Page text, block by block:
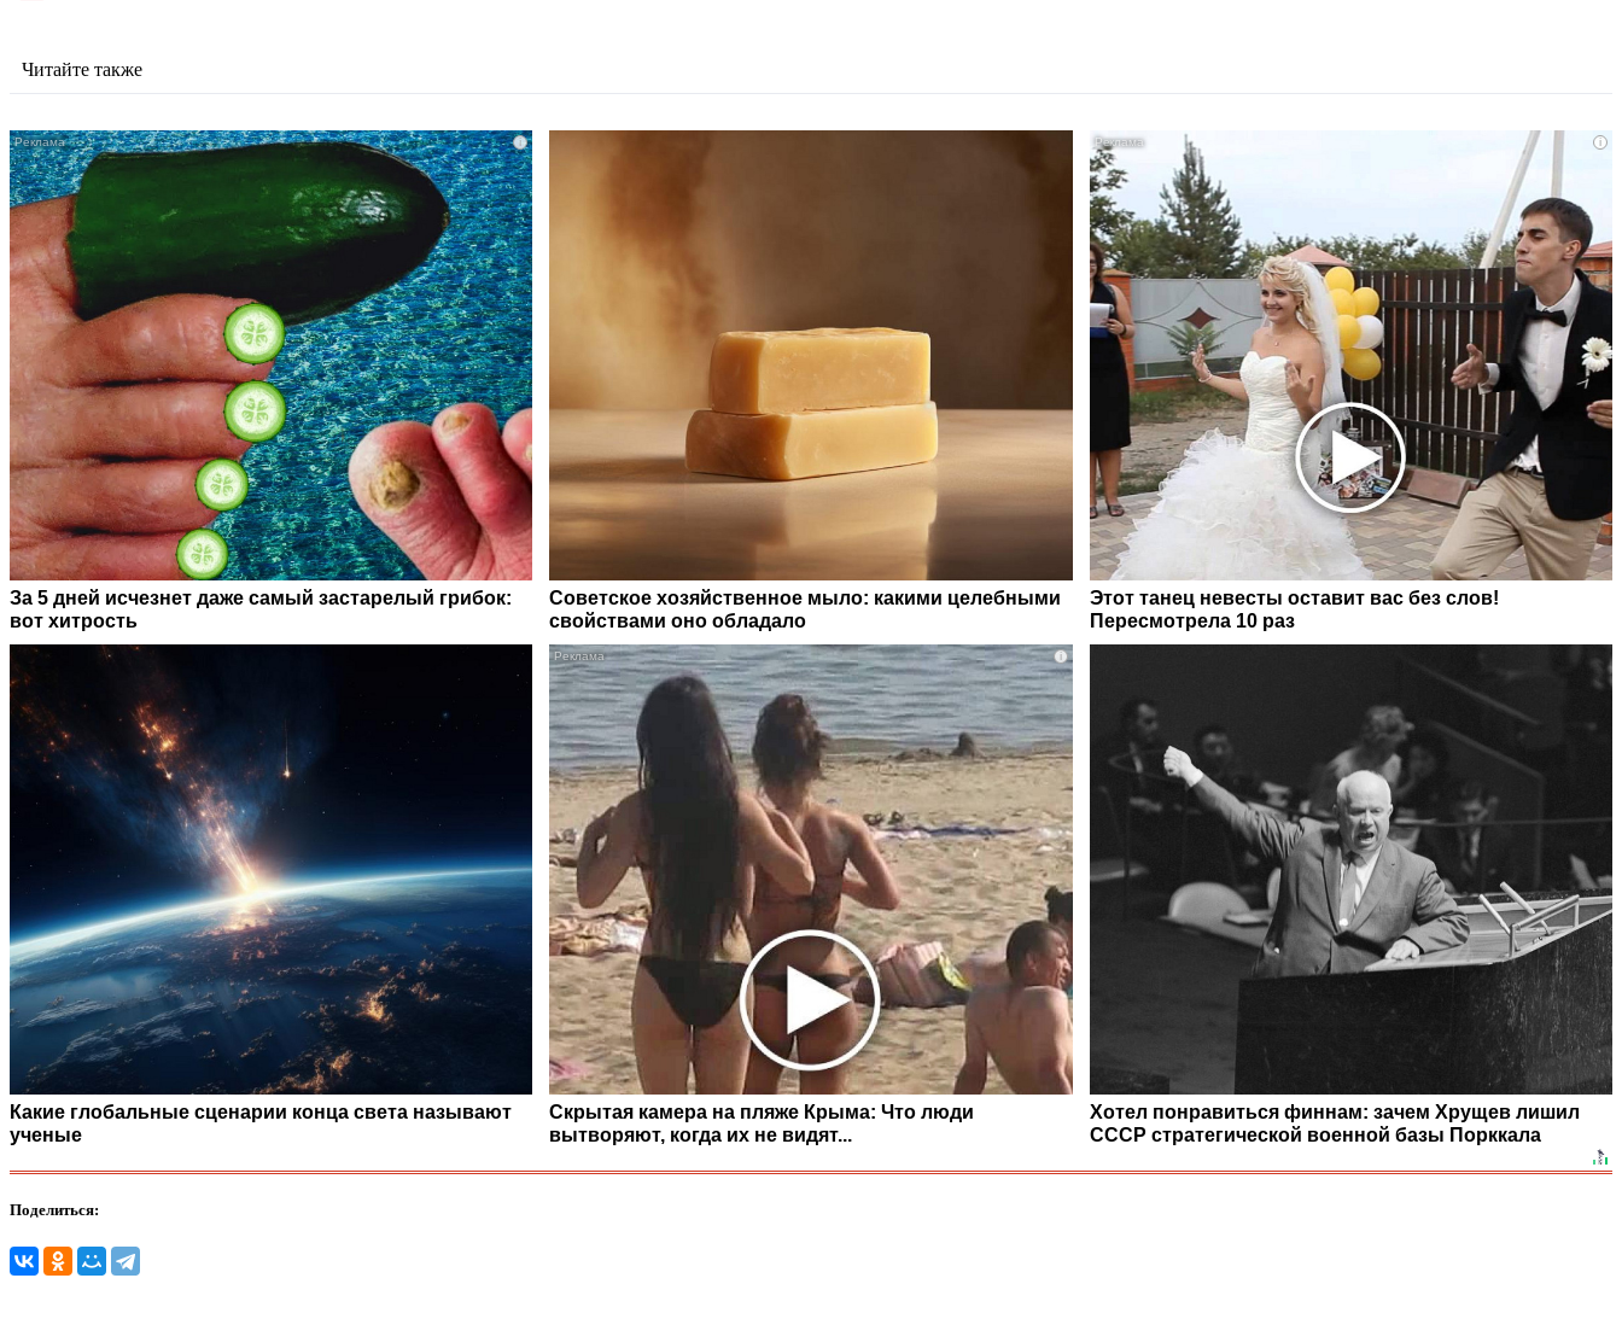
Читайте также
i
За 5 дней исчезнет даже самый застарелый грибок:
вот хитрость
Советское хозяйственное мыло: какими целебными
свойствами оно обладало
i
Этот танец невесты оставит вас без слов!
Пересмотрела 10 раз
Какие глобальные сценарии конца света называют
ученые
i
Скрытая камера на пляже Крыма: Что люди
вытворяют, когда их не видят...
Хотел понравиться финнам: зачем Хрущев лишил
СССР стратегической военной базы Порккала
Поделиться: